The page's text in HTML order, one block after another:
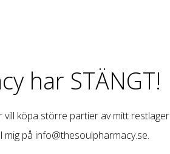
har STÄNGT!
köpa större partier av mitt restlager
mig på info@thesoulpharmacy.se.